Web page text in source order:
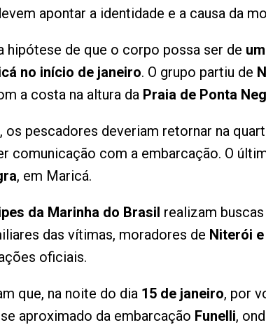
apontar a identidade e a causa da
hipótese de que o corpo possa ser de
no início de janeiro. O grupo partiu de
a costa na altura da Praia de Ponta
os pescadores deveriam retornar na
comunicação com a embarcação. O
, em Maricá.
da Marinha do Brasil realizam
das vítimas, moradores de Niterói e
oficiais.
que, na noite do dia 15 de janeiro, por
aproximado da embarcação Funelli,